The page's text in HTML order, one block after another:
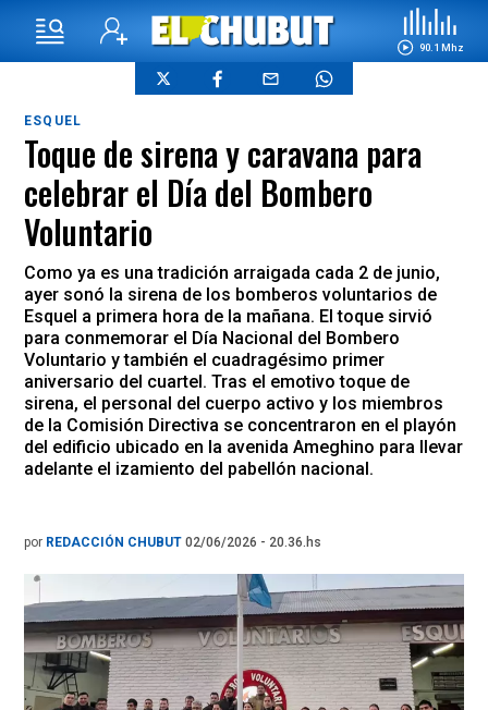
90.1 Mhz
ESQUEL
Toque de sirena y caravana para
celebrar el Día del Bombero
Voluntario
Como ya es una tradición arraigada cada 2 de junio,
ayer sonó la sirena de los bomberos voluntarios de
Esquel a primera hora de la mañana. El toque sirvió
para conmemorar el Día Nacional del Bombero
Voluntario y también el cuadragésimo primer
aniversario del cuartel. Tras el emotivo toque de
sirena, el personal del cuerpo activo y los miembros
de la Comisión Directiva se concentraron en el playón
del edificio ubicado en la avenida Ameghino para llevar
adelante el izamiento del pabellón nacional.
por REDACCIÓN CHUBUT 02/06/2026 - 20.36.hs